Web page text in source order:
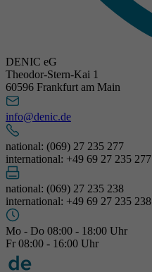
DENIC eG
Theodor-Stern-Kai 1
60596 Frankfurt am Main
info@denic.de
national: (069) 27 235 277
international: +49 69 27 235 277
national: (069) 27 235 238
international: +49 69 27 235 238
Mo - Do 08:00 - 18:00 Uhr
Fr 08:00 - 16:00 Uhr